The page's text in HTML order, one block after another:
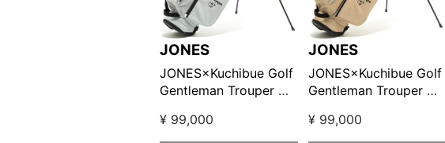
JONES
JONES×Kuchibue Golf
Gentleman Trouper 刺
“Moon
¥ 99,000
JONES
JONES×Kuchibue Golf
Gentleman Trouper 刺
“Fescue”【GO/LOOK!限
¥ 99,000